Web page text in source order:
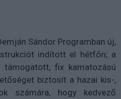
Sándor Programban új,
indított el hétfőn; a
fix kamatozású
biztosít a hazai kis-,
számára, hogy kedvező